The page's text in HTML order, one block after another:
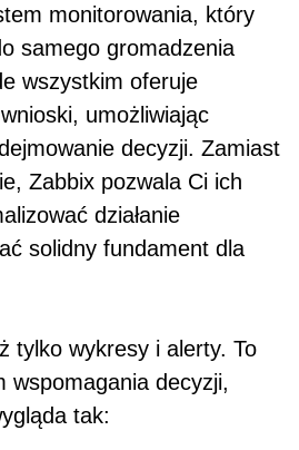
monitorowania, który
samego gromadzenia
wszystkim oferuje
umożliwiając
decyzji. Zamiast
Zabbix pozwala Ci ich
działanie
solidny fundament dla
tylko wykresy i alerty. To
wspomagania decyzji,
tak: